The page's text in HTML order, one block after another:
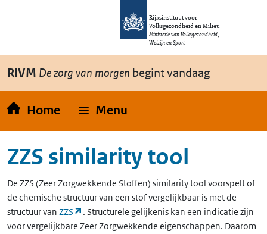
Overslaan en naar de inhoud gaan
Rijksinstituut voor
Volksgezondheid en Milieu
Ministerie van Volksgezondheid,
Welzijn en Sport
RIVM De zorg van morgen begint vandaag
Home Menu
ZZS similarity tool
De ZZS (Zeer Zorgwekkende Stoffen) similarity tool voorspelt of
de chemische structuur van een stof vergelijkbaar is met de
structuur van ZZS (opent in een nieuw tabblad)
. Structurele gelijkenis kan een indicatie zijn
voor vergelijkbare Zeer Zorgwekkende eigenschappen. Daarom